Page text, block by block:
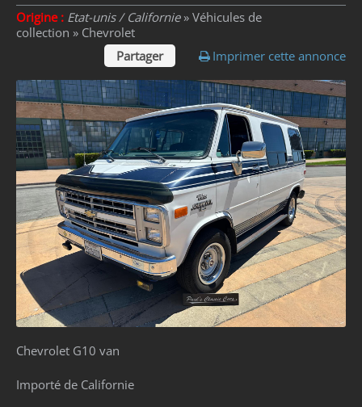
Origine : Etat-unis / Californie» Véhicules de
collection » Chevrolet
Partager
Imprimer cette annonce
Chevrolet G10 van
Importé de Californie